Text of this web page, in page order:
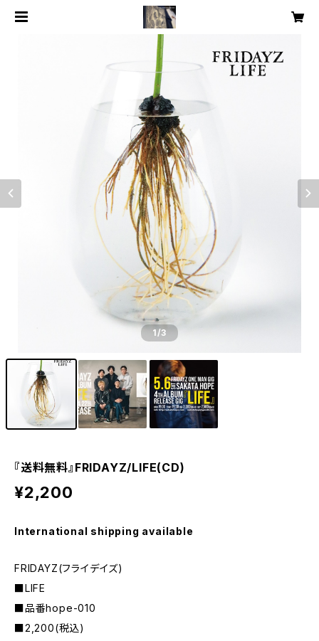
1/3
『送料無料』FRIDAYZ/LIFE(CD)
¥2,200
International shipping available
FRIDAYZ(フライデイズ)
■LIFE
■品番hope-010
■2,200(税込)